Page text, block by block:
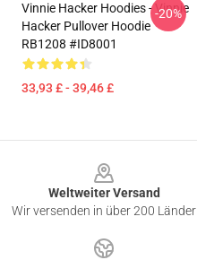
Vinnie Hacker Hoodies - Vinnie
Hacker Pullover Hoodie
RB1208 #ID8001
33,93 £ - 39,46 £
-20%
Weltweiter Versand
Wir versenden in über 200 Länder